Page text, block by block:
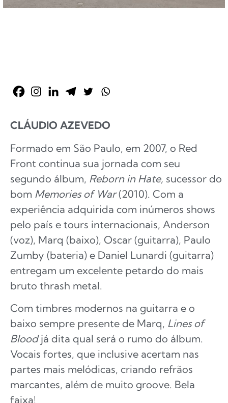
CLÁUDIO AZEVEDO
Formado em São Paulo, em 2007, o Red
Front continua sua jornada com seu
segundo álbum, Reborn in Hate, sucessor do
bom Memories of War(2010). Com a
experiência adquirida com inúmeros shows
pelo país e tours internacionais, Anderson
(voz), Marq (baixo), Oscar (guitarra), Paulo
Zumby (bateria) e Daniel Lunardi (guitarra)
entregam um excelente petardo do mais
bruto thrash metal.
Com timbres modernos na guitarra e o
baixo sempre presente de Marq, Lines of
Bloodjá dita qual será o rumo do álbum.
Vocais fortes, que inclusive acertam nas
partes mais melódicas, criando refrãos
marcantes, além de muito groove. Bela
faixa!